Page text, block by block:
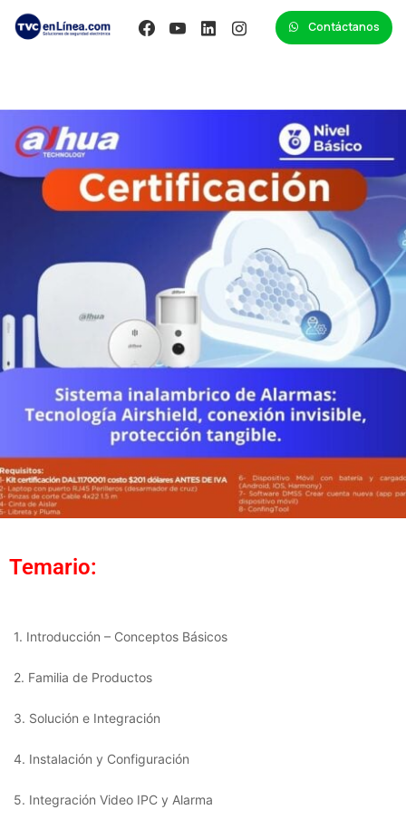
Contáctanos
Temario:
1. Introducción – Conceptos Básicos
2. Familia de Productos
3. Solución e Integración
4. Instalación y Configuración
5. Integración Video IPC y Alarma